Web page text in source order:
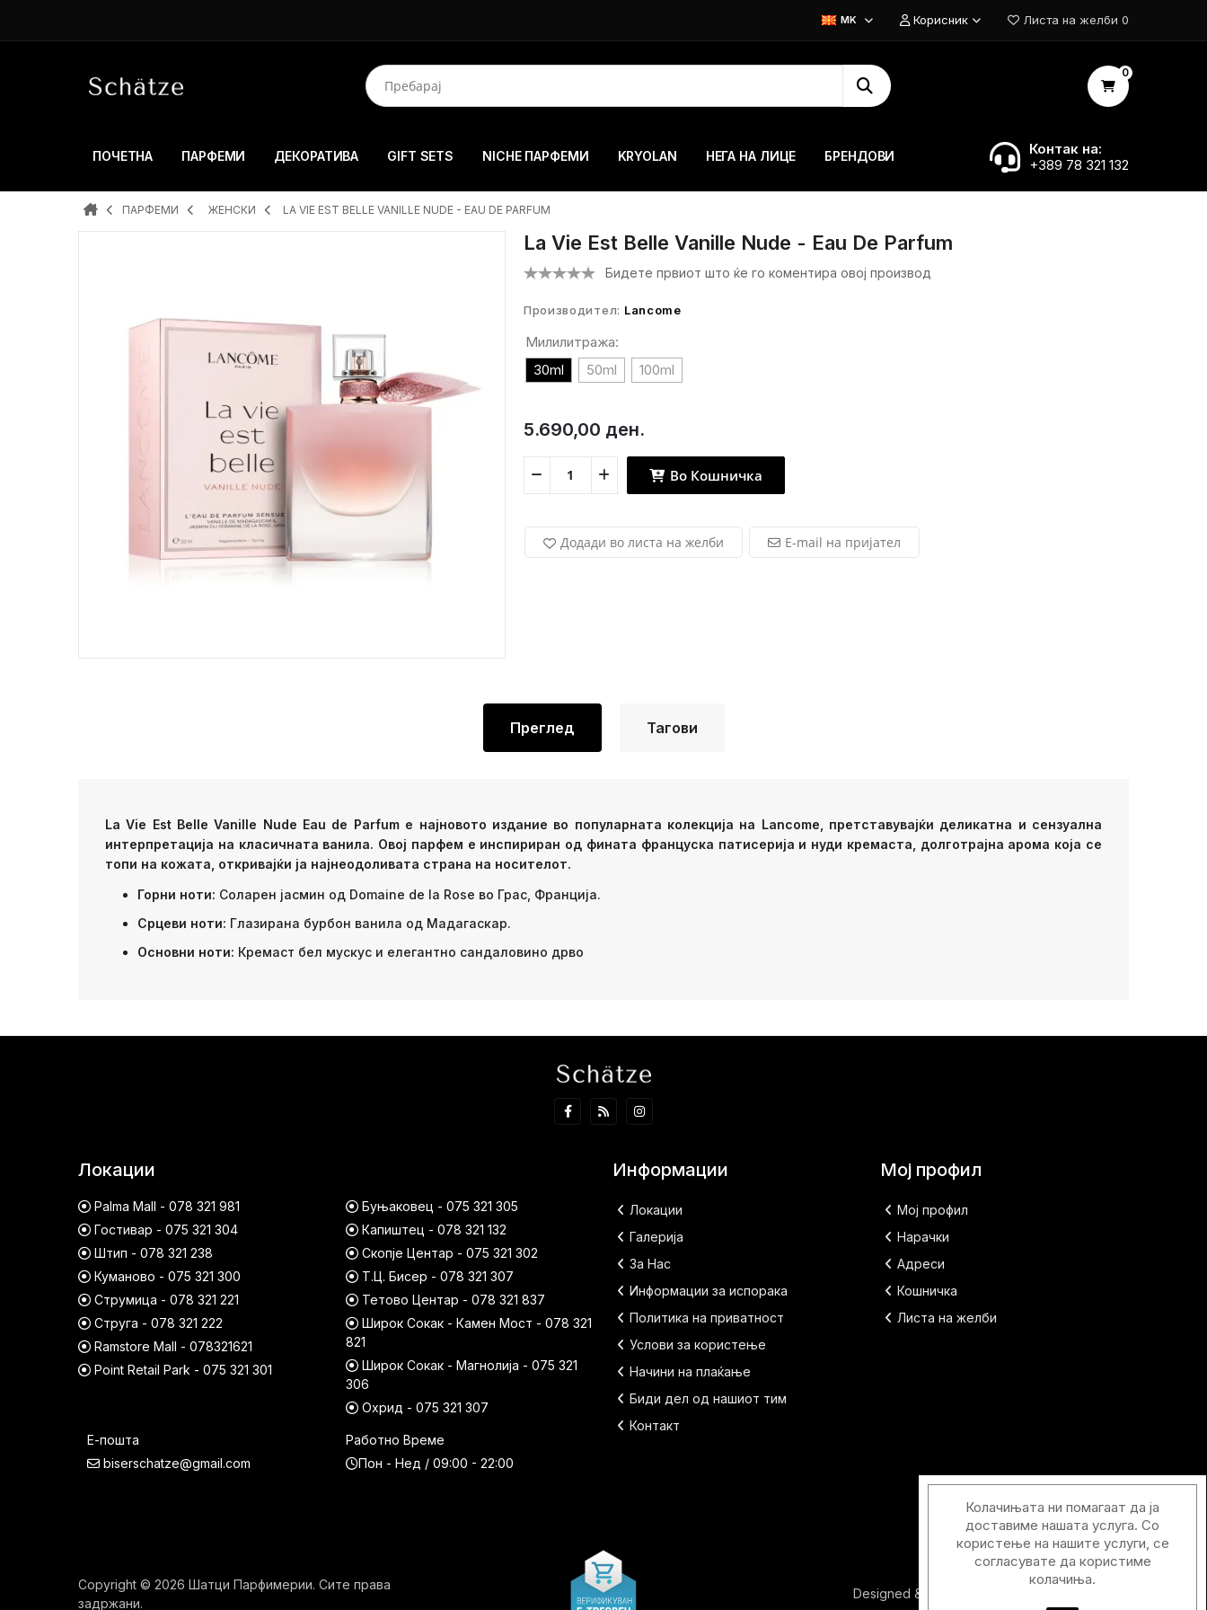
MK Корисник Листа на желби 0
0
ПОЧЕТНА ПАРФЕМИ ДЕКОРАТИВА GIFT SETS NICHE ПАРФЕМИ KRYOLAN НЕГА НА ЛИЦЕ БРЕНДОВИ
Контак на:
+389 78 321 132
ПАРФЕМИ ЖЕНСКИ LA VIE EST BELLE VANILLE NUDE - EAU DE PARFUM
La Vie Est Belle Vanille Nude - Eau De Parfum
Бидете првиот што ќе го коментира овој производ
Производител: Lancome
Милилитража:
30ml
50ml 100ml
5.690,00 ден.
Во Кошничка
Додади во листа на желби E-mail на пријател
Преглед Тагови
La Vie Est Belle Vanille Nude Eau de Parfum е најновото издание во популарната колекција на Lancome, претставувајќи деликатна и сензуална
интерпретација на класичната ванила. Овој парфем е инспириран од фината француска патисерија и нуди кремаста, долготрајна арома која се
топи на кожата, откривајќи ја најнеодоливата страна на носителот.
Горни ноти: Соларен јасмин од Domaine de la Rose во Грас, Франција.
Срцеви ноти: Глазирана бурбон ванила од Мадагаскар.
Основни ноти: Кремаст бел мускус и елегантно сандаловино дрво
Локации
Palma Mall - 078 321 981
Гостивар - 075 321 304
Штип - 078 321 238
Куманово - 075 321 300
Струмица - 078 321 221
Струга - 078 321 222
Ramstore Mall - 078321621
Point Retail Park - 075 321 301
Буњаковец - 075 321 305
Капиштец - 078 321 132
Скопје Центар - 075 321 302
Т.Ц. Бисер - 078 321 307
Тетово Центар - 078 321 837
Широк Сокак - Камен Мост - 078 321
821
Широк Сокак - Магнолија - 075 321
306
Охрид - 075 321 307
Е-пошта
biserschatze@gmail.com
Работно Време
Пон - Нед / 09:00 - 22:00
Информации
Локации
Галерија
За Нас
Информации за испорака
Политика на приватност
Услови за користење
Начини на плаќање
Биди дел од нашиот тим
Контакт
Мој профил
Мој профил
Нарачки
Адреси
Кошничка
Листа на желби
Copyright © 2026 Шатци Парфимерии. Сите права
задржани.
Designed & Developed with
Колачињата ни помагаат да ја
доставиме нашата услуга. Со
користење на нашите услуги, се
согласувате да користиме
колачиња.